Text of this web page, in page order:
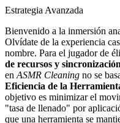
Estrategia Avanzada
Bienvenido a la inmersión
Olvídate de la experiencia
nombre. Para el jugador de
de recursos y
en ASMR Cleaning no se
Eficiencia de la
objetivo es minimizar el
"tasa de llenado" por
que una herramienta se